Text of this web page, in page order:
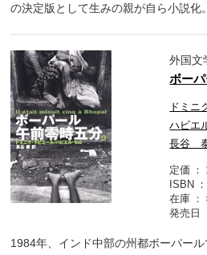
の決定版として生みの親が自ら小説化
外国文
ボー
ドミニ
ハビエ
長谷
定価
ISBN
在庫
発売日
1984年、インド中部の州都ボーパー